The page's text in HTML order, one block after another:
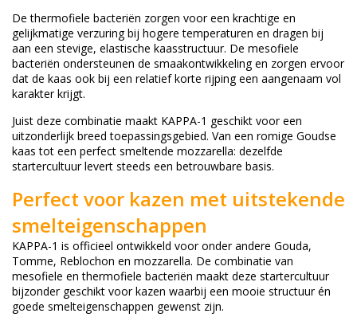
De thermofiele bacteriën zorgen voor een krachtige en
gelijkmatige verzuring bij hogere temperaturen en dragen bij
aan een stevige, elastische kaasstructuur. De mesofiele
bacteriën ondersteunen de smaakontwikkeling en zorgen ervoor
dat de kaas ook bij een relatief korte rijping een aangenaam vol
karakter krijgt.
Juist deze combinatie maakt KAPPA-1 geschikt voor een
uitzonderlijk breed toepassingsgebied. Van een romige Goudse
kaas tot een perfect smeltende mozzarella: dezelfde
startercultuur levert steeds een betrouwbare basis.
Perfect voor kazen met uitstekende
smelteigenschappen
KAPPA-1 is officieel ontwikkeld voor onder andere Gouda,
Tomme, Reblochon en mozzarella. De combinatie van
mesofiele en thermofiele bacteriën maakt deze startercultuur
bijzonder geschikt voor kazen waarbij een mooie structuur én
goede smelteigenschappen gewenst zijn.